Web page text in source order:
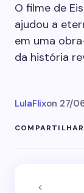
O filme de
ajudou a
em uma
da história
LulaFlixon 27/
COMPARTILHAR